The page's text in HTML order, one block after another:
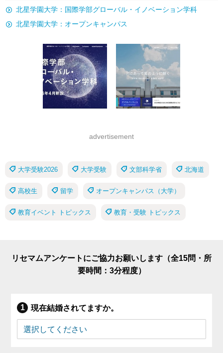
北星学園大学：国際学部グローバル・イノベーション学科
北星学園大学：オープンキャンパス
advertisement
大学受験2026 大学受験 文部科学省 北海道
高校生 留学 オープンキャンパス（大学）
教育イベント トピックス 教育・受験 トピックス
リセマムアンケートにご協力お願いします（全15問・所
要時間：3分程度）
現在結婚されてますか。